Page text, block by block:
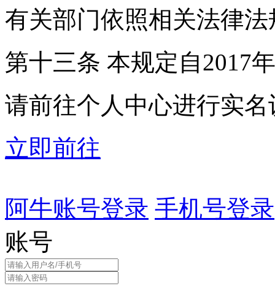
有关部门依照相关法律
第十三条 本规定自2017
请前往个人中心进行实名
立即前往
阿牛账号登录 手机号登录
账号